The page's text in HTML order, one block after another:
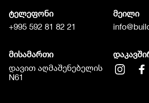
ტელეფონი
+995 592 81 82 21
მეილი
მისამართი
დავით აღმაშენებელის
N61